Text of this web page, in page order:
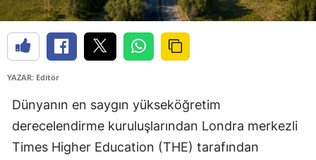
YAZAR: Editör
Dünyanın en saygın yükseköğretim
derecelendirme kuruluşlarından Londra merkezli
Times Higher Education (THE) tarafından